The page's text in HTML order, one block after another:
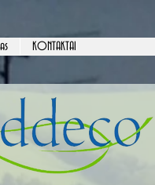
KONTAKTAI